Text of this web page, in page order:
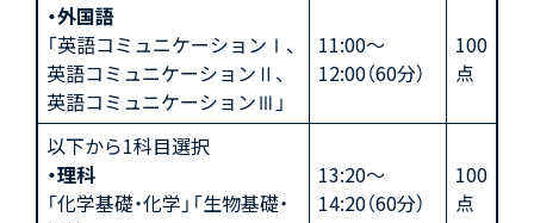
・外国語
「英語コミュニケーションⅠ、
英語コミュニケーションⅡ、
英語コミュニケーションⅢ」
11:00～
12:00（60分）
100
点
以下から1科目選択
・理科
「化学基礎・化学」「生物基礎・
13:20～
14:20（60分）
100
点